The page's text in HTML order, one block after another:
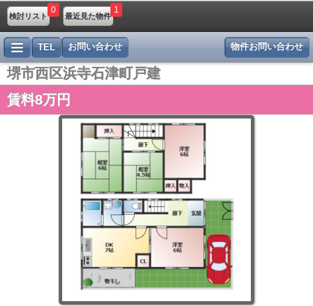
検討リスト
0
最近見た物件
1
物件お問い合わせ
TEL お問い合わせ
堺市西区浜寺石津町戸建
賃料8万円